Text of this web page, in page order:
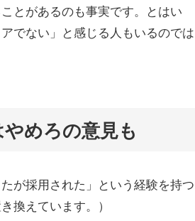
とがあるのも事実です。とはい
でない」と感じる人もいるのでは
めろの意見も
が採用された」という経験を持つ
換えています。）